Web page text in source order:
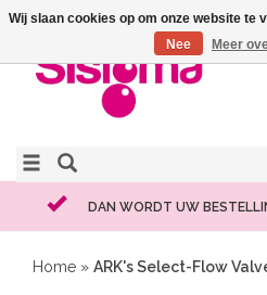
DAN WORDT UW
Home » ARK's Select-Flow
Wij slaan cookies op om onze website te
Nee
Meer